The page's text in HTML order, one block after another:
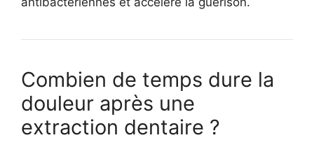
Combien de temps dure la
douleur après une
extraction dentaire ?